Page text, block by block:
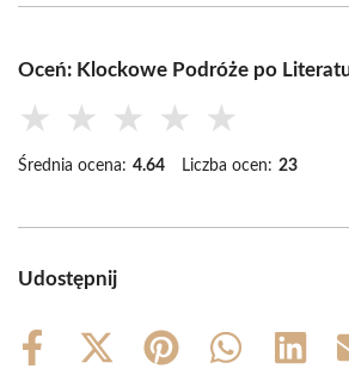
Oceń: Klockowe Podróże po
★ ★ ★ ★ ★
Średnia ocena: 4.64 Liczba ocen: 23
Udostępnij
Share
Share
Share
Share
Share